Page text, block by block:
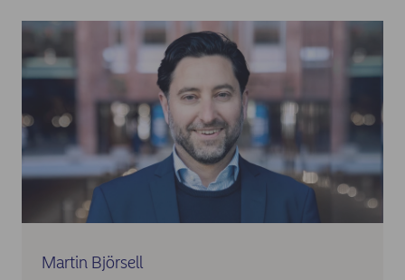
Martin Björsell